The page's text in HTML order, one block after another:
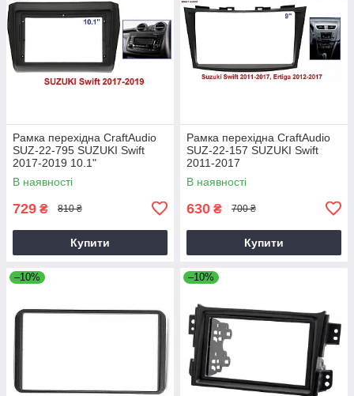
Рамка перехідна CraftAudio
SUZ-22-795 SUZUKI Swift
2017-2019 10.1"
В наявності
729 ₴ 810 ₴
Купити
Рамка перехідна CraftAudio
SUZ-22-157 SUZUKI Swift
2011-2017
В наявності
630 ₴ 700 ₴
Купити
–10% –10%